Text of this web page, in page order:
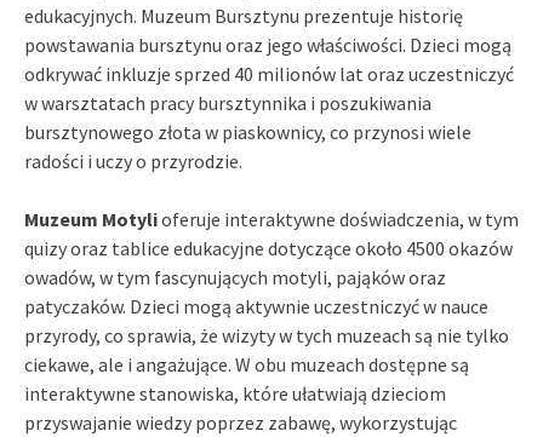
edukacyjnych. Muzeum Bursztynu prezentuje historię
powstawania bursztynu oraz jego właściwości. Dzieci mogą
odkrywać inkluzje sprzed 40 milionów lat oraz uczestniczyć
w warsztatach pracy bursztynnika i poszukiwania
bursztynowego złota w piaskownicy, co przynosi wiele
radości i uczy o przyrodzie.
Muzeum Motylioferuje interaktywne doświadczenia, w tym
quizy oraz tablice edukacyjne dotyczące około 4500 okazów
owadów, w tym fascynujących motyli, pająków oraz
patyczaków. Dzieci mogą aktywnie uczestniczyć w nauce
przyrody, co sprawia, że wizyty w tych muzeach są nie tylko
ciekawe, ale i angażujące. W obu muzeach dostępne są
interaktywne stanowiska, które ułatwiają dzieciom
przyswajanie wiedzy poprzez zabawę, wykorzystując